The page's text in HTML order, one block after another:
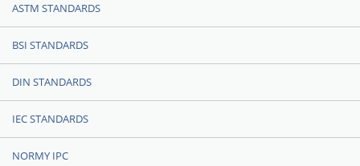
ASTM STANDARDS
BSI STANDARDS
DIN STANDARDS
IEC STANDARDS
NORMY IPC